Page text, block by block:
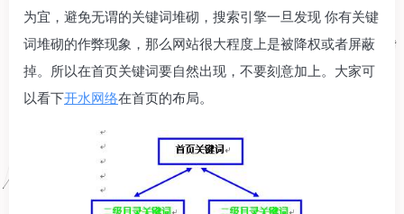
为宜，避免无谓的关键词堆砌，搜索引擎一旦发现 你有关键
词堆砌的作弊现象，那么网站很大程度上是被降权或者屏蔽
掉。所以在首页关键词要自然出现，不要刻意加上。大家可
以看下开水网络在首页的布局。